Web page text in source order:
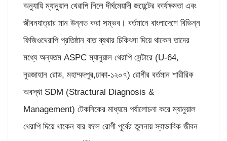
অনুযায়ি ম্যানুয়াল থেরাপি নিলে দীর্ঘমেয়াদী জয়েন্টের কার্যক্ষমতা এবং
জীবনযাত্রার মান উন্নত করা সম্ভব। বর্তমানে বাংলাদেশে বিভিন্ন
ফিজিওথেরাপি প্রতিষ্ঠান বাত ব্যথার চিকিৎসা দিয়ে থাকেন তাদের
মধ্যে অন্যতম ASPC ম্যানুয়াল থেরাপি সেন্টারে (U-64,
নুরজাহান রোড, মহাম্মদপুর,ঢাকা-১২০৭) রোগীর বর্তমান শারীরিক
অবস্থা SDM (Stractural Diagnosis &
Management) টেকনিকের মাধ্যমে পর্যালোচনা করে ম্যানুয়াল
থেরাপি দিয়ে থাকেন যার ফলে রোগী পূর্বের তুলনায় স্বাভাবিক জীবন